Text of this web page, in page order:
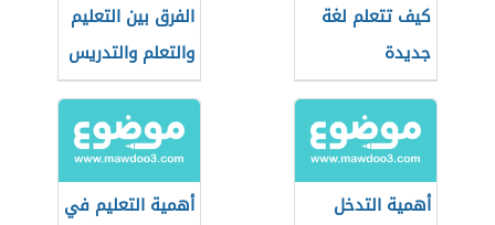
كيف تتعلم لغة
جديدة
الفرق بين التعليم
والتعلم والتدريس
أهمية التدخل
أهمية التعليم في